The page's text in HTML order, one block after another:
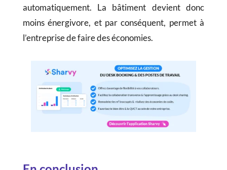
automatiquement. La bâtiment devient donc
moins énergivore, et par conséquent, permet à
l’entreprise de faire des économies.